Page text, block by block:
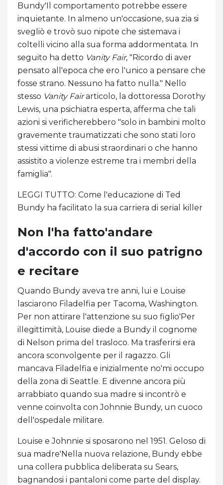
Bundy'Il comportamento potrebbe essere
inquietante. In almeno un'occasione, sua zia si
svegliò e trovò suo nipote che sistemava i
coltelli vicino alla sua forma addormentata. In
seguito ha detto Vanity Fair, "Ricordo di aver
pensato all'epoca che ero l'unico a pensare che
fosse strano. Nessuno ha fatto nulla." Nello
stesso Vanity Fairarticolo, la dottoressa Dorothy
Lewis, una psichiatra esperta, afferma che tali
azioni si verificherebbero "solo in bambini molto
gravemente traumatizzati che sono stati loro
stessi vittime di abusi straordinari o che hanno
assistito a violenze estreme tra i membri della
famiglia".
LEGGI TUTTO: Come l'educazione di Ted
Bundy ha facilitato la sua carriera di serial killer
Non l'ha fatto'andare
d'accordo con il suo patrigno
e recitare
Quando Bundy aveva tre anni, lui e Louise
lasciarono Filadelfia per Tacoma, Washington.
Per non attirare l'attenzione su suo figlio'Per
illegittimità, Louise diede a Bundy il cognome
di Nelson prima del trasloco. Ma trasferirsi era
ancora sconvolgente per il ragazzo. Gli
mancava Filadelfia e inizialmente no'mi occupo
della zona di Seattle. E divenne ancora più
arrabbiato quando sua madre si incontrò e
venne coinvolta con Johnnie Bundy, un cuoco
dell'ospedale militare.
Louise e Johnnie si sposarono nel 1951. Geloso di
sua madre'Nella nuova relazione, Bundy ebbe
una collera pubblica deliberata su Sears,
bagnandosi i pantaloni come parte del display.